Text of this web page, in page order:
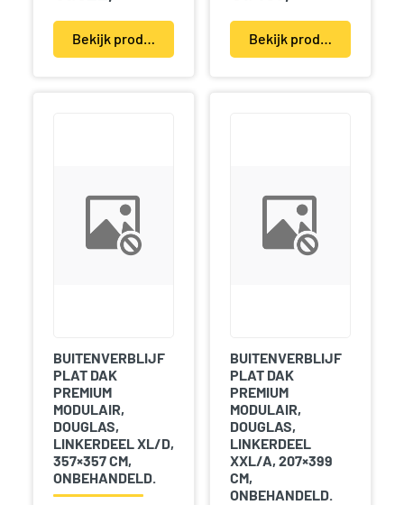
Bekijk product(en) Bekijk product(en)
BUITENVERBLIJF
PLAT DAK
PREMIUM
MODULAIR,
DOUGLAS,
LINKERDEEL XL/D,
357×357 CM,
ONBEHANDELD.
BUITENVERBLIJF
PLAT DAK
PREMIUM
MODULAIR,
DOUGLAS,
LINKERDEEL
XXL/A, 207×399
CM,
ONBEHANDELD.